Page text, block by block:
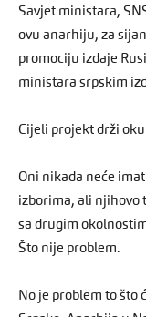
Savjet ministara,
ovu anarhiju, za
promociju izdaje
ministara srpskim
Cijeli projekt drži
Oni nikada neće
izborima, ali njihovo
sa drugim
Što nije problem.
No je problem to što